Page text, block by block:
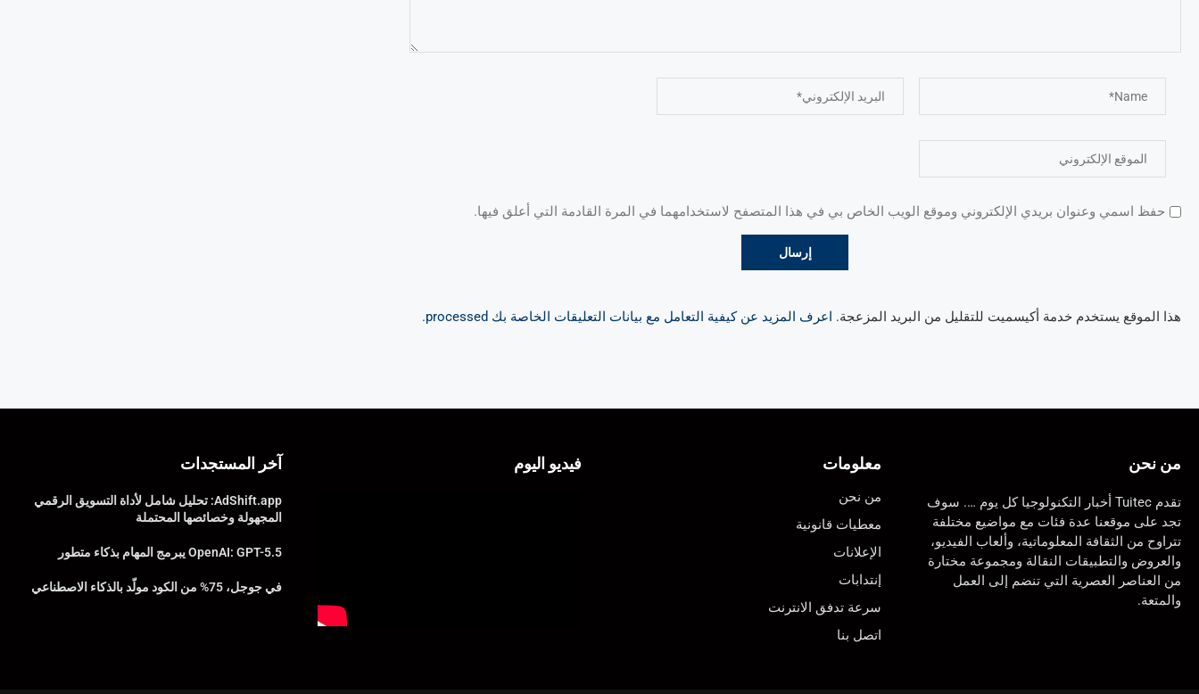
حفظ اسمي وعنوان بريدي الإلكتروني وموقع الويب الخاص بي في هذا المتصفح لاستخدامهما في المرة القادمة التي أعلق فيها.
هذا الموقع يستخدم خدمة أكيسميت للتقليل من البريد المزعجة. اعرف المزيد عن كيفية التعامل مع بيانات التعليقات الخاصة بك processed .
من نحن
تقدم Tuitec أخبار التكنولوجيا كل يوم …. سوف
تجد على موقعنا عدة فئات مع مواضيع مختلفة
تتراوح من الثقافة المعلوماتية، وألعاب الفيديو،
والعروض والتطبيقات النقالة ومجموعة مختارة
من العناصر العصرية التي تنضم إلى العمل
والمتعة.
معلومات
من نحن
معطيات قانونية
الإعلانات
إنتدابات
سرعة تدفق الانترنت
اتصل بنا
فيديو اليوم آخر المستجدات
AdShift.app: تحليل شامل لأداة التسويق الرقمي
المجهولة وخصائصها المحتملة
OpenAI: GPT-5.5 يبرمج المهام بذكاء متطور
في جوجل، 75% من الكود مولّد بالذكاء الاصطناعي